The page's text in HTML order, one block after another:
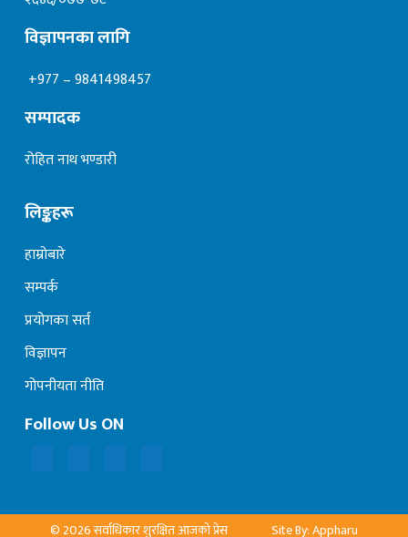
विज्ञापनका लागि
+977 – 9841498457
सम्पादक
रोहित नाथ भण्डारी
लिङ्कहरू
हाम्रोबारे
सम्पर्क
प्रयोगका सर्त
विज्ञापन
गोपनीयता नीति
Follow Us ON
© 2026 सर्वाधिकार शुरक्षित आजको प्रेस Site By: Appharu